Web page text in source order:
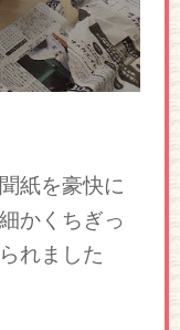
紙を豪快に
かくちぎっ
れました